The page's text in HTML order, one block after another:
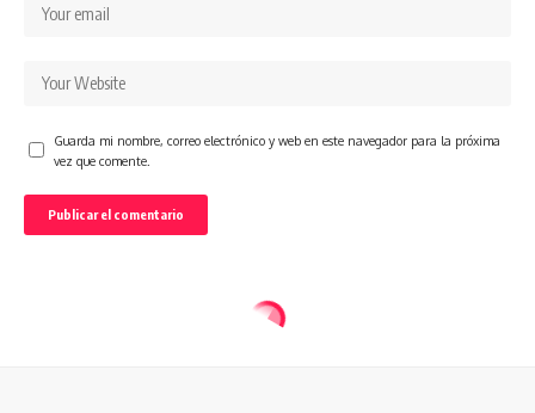
Guarda mi nombre, correo electrónico y web en este navegador para la próxima
vez que comente.